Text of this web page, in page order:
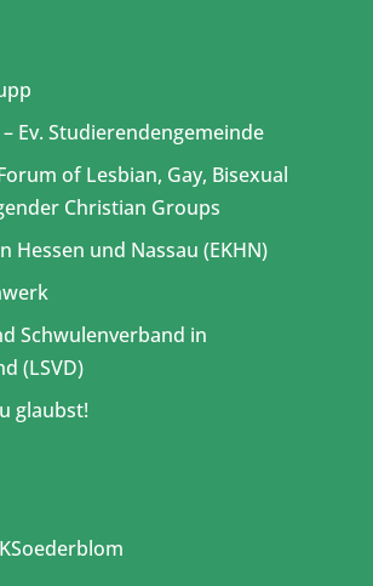
– Ev. Studierendengemeinde
of Lesbian, Gay, Bisexual
Christian Groups
Hessen und Nassau (EKHN)
Schwulenverband in
(LSVD)
glaubst!